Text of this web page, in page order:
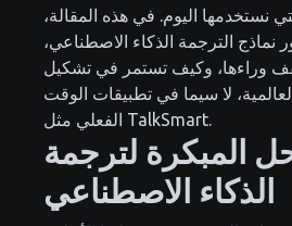
نستخدمها اليوم. في هذه المقالة،
الترجمة الذكاء الاصطناعي،
تقف وراءها، وكيف تستمر في تشكيل
لا سيما في تطبيقات الوقت
الفعلي مثل TalkSmart.
المبكرة لترجمة
الذكاء الاصطناعي